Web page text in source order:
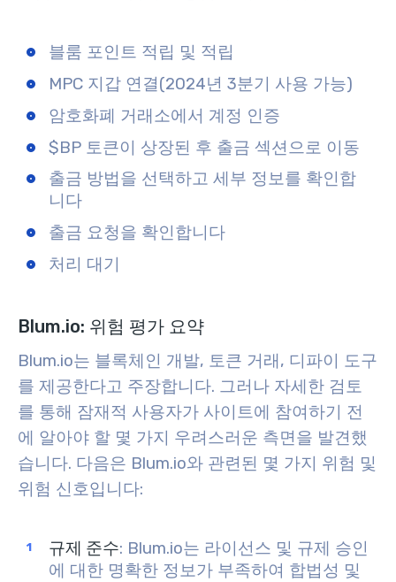
블룸 포인트 적립 및 적립
MPC 지갑 연결(2024년 3분기 사용 가능)
암호화폐 거래소에서 계정 인증
$BP 토큰이 상장된 후 출금 섹션으로 이동
출금 방법을 선택하고 세부 정보를 확인합
니다
출금 요청을 확인합니다
처리 대기
Blum.io: 위험 평가 요약
Blum.io는 블록체인 개발, 토큰 거래, 디파이 도구
를 제공한다고 주장합니다. 그러나 자세한 검토
를 통해 잠재적 사용자가 사이트에 참여하기 전
에 알아야 할 몇 가지 우려스러운 측면을 발견했
습니다. 다음은 Blum.io와 관련된 몇 가지 위험 및
위험 신호입니다:
규제 준수: Blum.io는 라이선스 및 규제 승인
에 대한 명확한 정보가 부족하여 합법성 및